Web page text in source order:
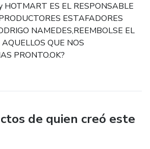
HOTMART ES EL RESPONSABLE
ESTAFADORES
NAMEDES,REEMBOLSE EL
QUE NOS
PRONTO.OK?
de quien creó este